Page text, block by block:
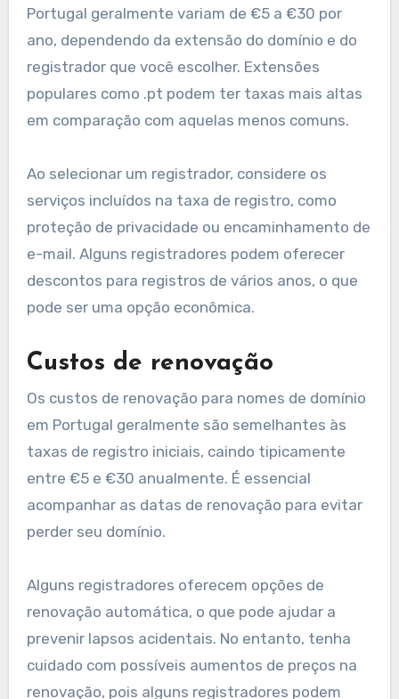
Quais são os custos
domínio em Portugal?
Os custos para registro de domínio em Portugal
geralmente incluem taxas de registro iniciais,
custos de renovação e taxas de transferência.
Compreender essas despesas é crucial para
país.
Taxas de registro
As taxas de registro para nomes de domínio em
Portugal geralmente variam de €5 a €30 por
ano, dependendo da extensão do domínio e do
registrador que você escolher. Extensões
em comparação com aquelas menos comuns.
Ao selecionar um registrador, considere os
serviços incluídos na taxa de registro, como
proteção de privacidade ou encaminhamento de